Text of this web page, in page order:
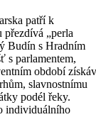
patří k
přezdívá „perla
Budín s Hradním
s parlamentem,
období
slavnostnímu
podél řeky.
individuálního